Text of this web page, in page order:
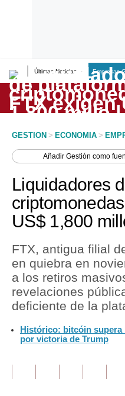
Últimas Noticias Empresas G
Lo último
Peru Quiosco
Economía
Mercados
Política
Tu Dinero
Finanzas Personales
Inmobiliarias
Opinión
GESTION > ECONOMIA >
AñadirGestión como
Liquidadores
US$ 1,800
FTX, antigua filial
en quiebra en
a los retiros
revelaciones
deficiente de la
Histórico: bitcóin supera
por victoria de Trump